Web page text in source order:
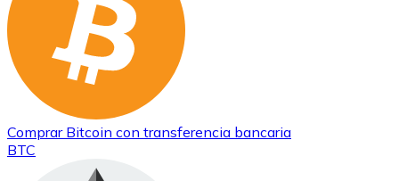
Comprar Bitcoin con transferencia bancaria
BTC